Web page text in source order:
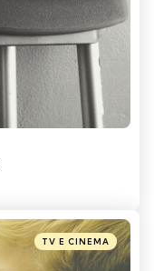
Posted
in
TV E CINEMA